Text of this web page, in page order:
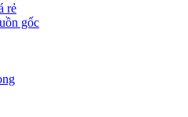
rẻ
gốc